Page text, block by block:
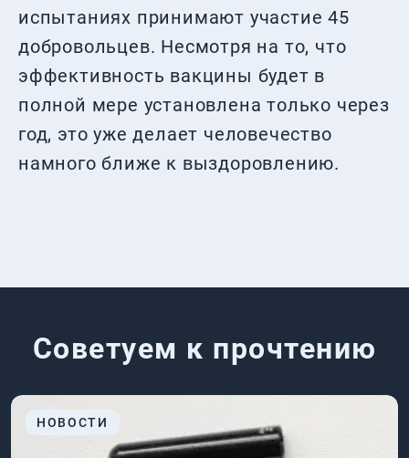
испытаниях принимают участие 45
добровольцев. Несмотря на то, что
эффективность вакцины будет в
полной мере установлена только через
год, это уже делает человечество
намного ближе к выздоровлению.
Советуем к прочтению
НОВОСТИ